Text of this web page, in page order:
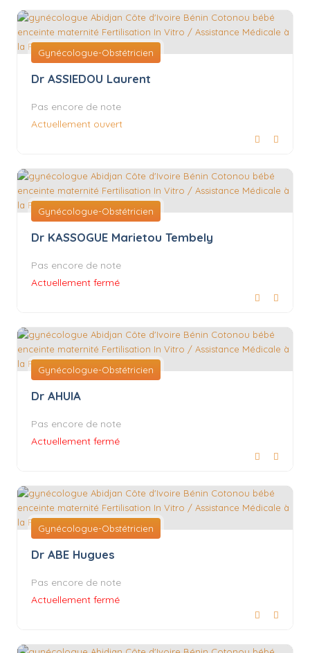
Gynécologue-Obstétricien
Dr ASSIEDOU Laurent
Pas encore de note
Actuellement ouvert
Gynécologue-Obstétricien
Dr KASSOGUE Marietou Tembely
Pas encore de note
Actuellement fermé
Gynécologue-Obstétricien
Dr AHUIA
Pas encore de note
Actuellement fermé
Gynécologue-Obstétricien
Dr ABE Hugues
Pas encore de note
Actuellement fermé